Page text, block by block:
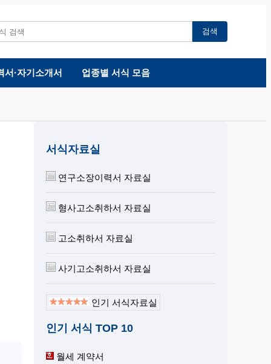
검색
서·자기소개서 업종별 서식 모음
서식자료실
연구소장이력서 자료실
형사고소취하서 자료실
고소취하서 자료실
사기고소취하서 자료실
인기 서식자료실
인기 서식 TOP 10
월세 계약서